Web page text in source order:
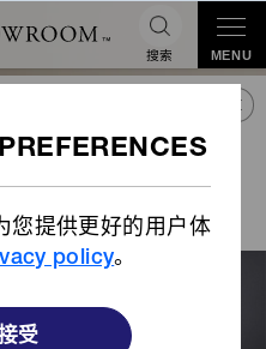
您提供更好的用户体
policy。
受
搜索 MENU
设计带来